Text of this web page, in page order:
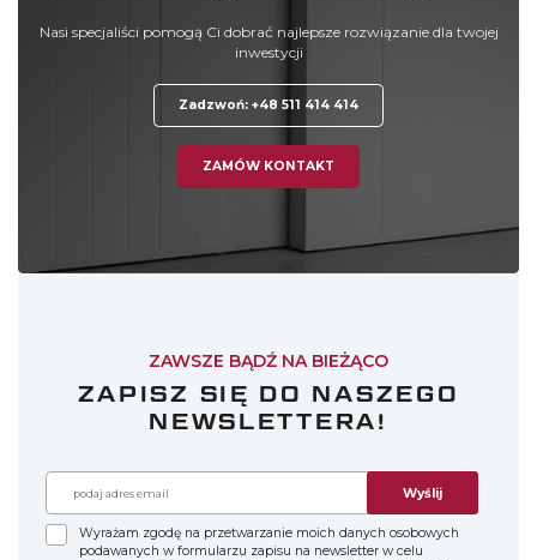
Nasi specjaliści pomogą Ci dobrać najlepsze rozwiązanie dla twojej
inwestycji
Zadzwoń: +48 511 414 414
ZAMÓW KONTAKT
ZAWSZE BĄDŹ NA BIEŻĄCO
ZAPISZ SIĘ DO NASZEGO
NEWSLETTERA!
Wyślij
Wyrażam zgodę na przetwarzanie moich danych osobowych
podawanych w formularzu zapisu na newsletter w celu